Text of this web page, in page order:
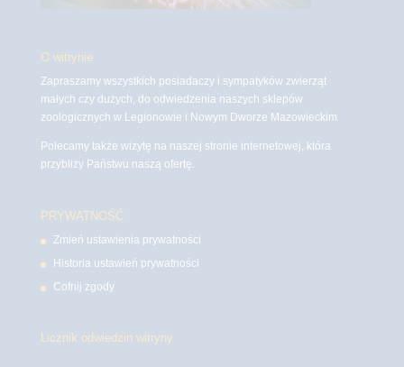
O witrynie
Zapraszamy wszystkich posiadaczy i sympatyków zwierząt
małych czy dużych, do odwiedzenia naszych sklepów
zoologicznych w Legionowie i Nowym Dworze Mazowieckim
Polecamy także wizytę na naszej stronie internetowej, która
przybliży Państwu naszą ofertę.
PRYWATNOŚĆ
Zmień ustawienia prywatności
Historia ustawień prywatności
Cofnij zgody
Licznik odwiedzin witryny